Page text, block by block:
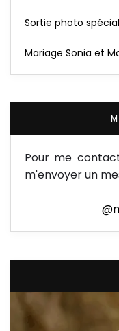
Sortie photo
Mariage Sonia et
Pour me
m'envoyer un